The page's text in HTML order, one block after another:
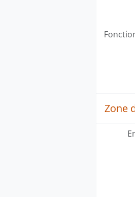
Zone